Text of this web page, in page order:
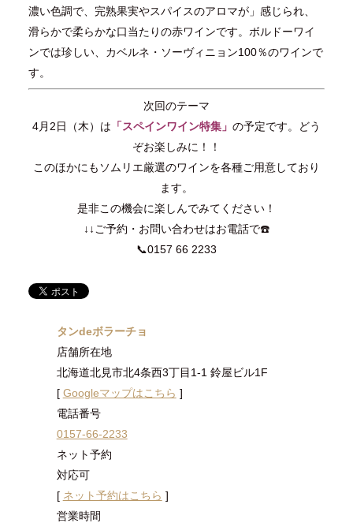
濃い色調で、完熟果実やスパイスのアロマが」感じられ、
滑らかで柔らかな口当たりの赤ワインです。ボルドーワイ
ンでは珍しい、カベルネ・ソーヴィニョン100％のワインで
す。
次回のテーマ
4月2日（木）は 「スペインワイン特集」 の予定です。どう
ぞお楽しみに！！
このほかにもソムリエ厳選のワインを各種ご用意しており
ます。
是非この機会に楽しんでみてください！
↓↓ご予約・お問い合わせはお電話で☎️
📞0157 66 2233
タンdeボラーチョ
店舗所在地
北海道北見市北4条西3丁目1-1 鈴屋ビル1F
[ Googleマップはこちら ]
電話番号
0157-66-2233
ネット予約
対応可
[ ネット予約はこちら ]
営業時間